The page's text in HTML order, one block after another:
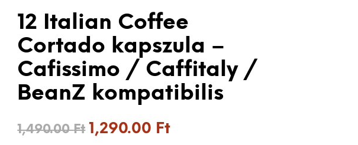
12 Italian Coffee
Cortado kapszula –
Cafissimo / Caffitaly /
BeanZ kompatibilis
1,490.00Ft Original
1,290.00 FtCurrent